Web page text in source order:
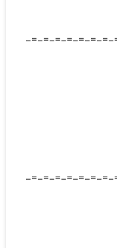
-=-=-=-=-=-=-
-=-=-=-=-=-=-